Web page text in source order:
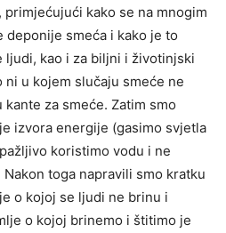
kako se na mnogim
deponije smeća i kako je to
ljudi, kao i za biljni i životinjski
ni u kojem slučaju smeće ne
za smeće. Zatim smo
izvora energije (gasimo svjetla
koristimo vodu i ne
toga napravili smo kratku
o kojoj se ljudi ne brinu i
o kojoj brinemo i štitimo je